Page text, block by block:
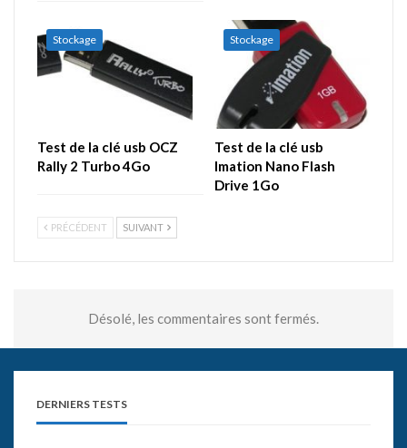
Stockage
Test de la clé usb OCZ
Rally 2 Turbo 4Go
Stockage
Test de la clé usb
Imation Nano Flash
Drive 1Go
PRÉCÉDENT SUIVANT
Désolé, les commentaires sont fermés.
DERNIERS TESTS